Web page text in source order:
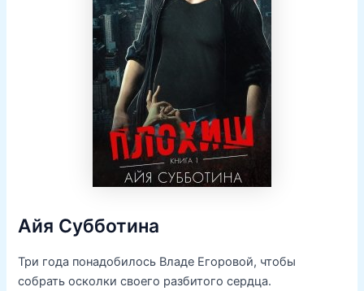
Айя Субботина
Три года понадобилось Владе Егоровой, чтобы
собрать осколки своего разбитого сердца.